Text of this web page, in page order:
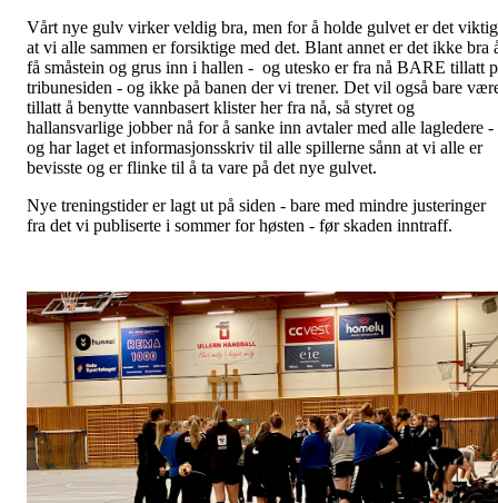
Vårt nye gulv virker veldig bra, men for å holde gulvet er det viktig
at vi alle sammen er forsiktige med det. Blant annet er det ikke bra
få småstein og grus inn i hallen - og utesko er fra nå BARE tillatt
tribunesiden - og ikke på banen der vi trener. Det vil også bare
tillatt å benytte vannbasert klister her fra nå, så styret og
hallansvarlige jobber nå for å sanke inn avtaler med alle lagledere -
og har laget et informasjonsskriv til alle spillerne sånn at vi alle er
bevisste og er flinke til å ta vare på det nye gulvet.
Nye treningstider er lagt ut på siden - bare med mindre justeringer
fra det vi publiserte i sommer for høsten - før skaden inntraff.